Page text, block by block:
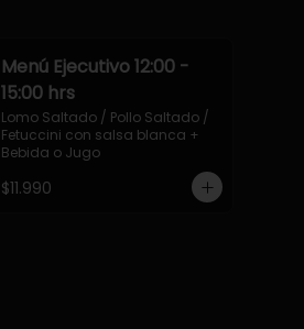
Menú Ejecutivo 12:00 -
15:00 hrs
Lomo Saltado / Pollo Saltado /
Fetuccini con salsa blanca +
Bebida o Jugo
$11.990